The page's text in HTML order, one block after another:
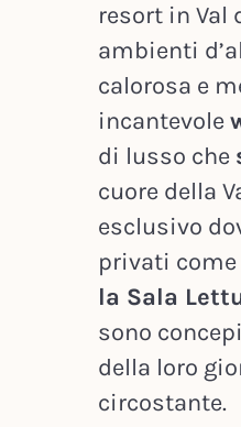
resort in Val
ambienti
calorosa e
incantevole
di lusso che
cuore della
esclusivo
privati
la Sala
sono
della loro
circostante.